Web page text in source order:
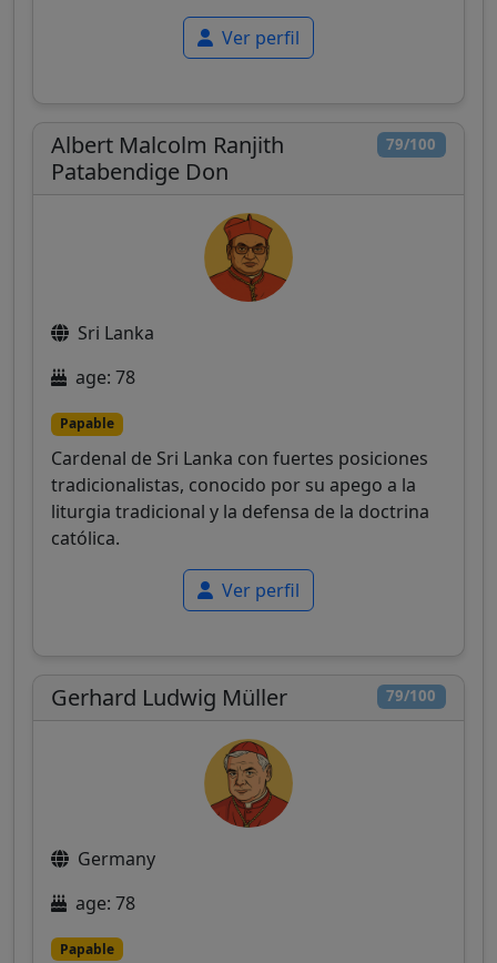
Ver perfil
79/100
Albert Malcolm Ranjith
Patabendige Don
Sri Lanka
age: 78
Papable
Cardenal de Sri Lanka con fuertes posiciones
tradicionalistas, conocido por su apego a la
liturgia tradicional y la defensa de la doctrina
católica.
Ver perfil
79/100
Gerhard Ludwig Müller
Germany
age: 78
Papable